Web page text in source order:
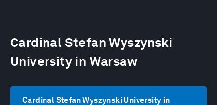
Cardinal Stefan Wyszynski
University in Warsaw
Cardinal Stefan Wyszynski University in